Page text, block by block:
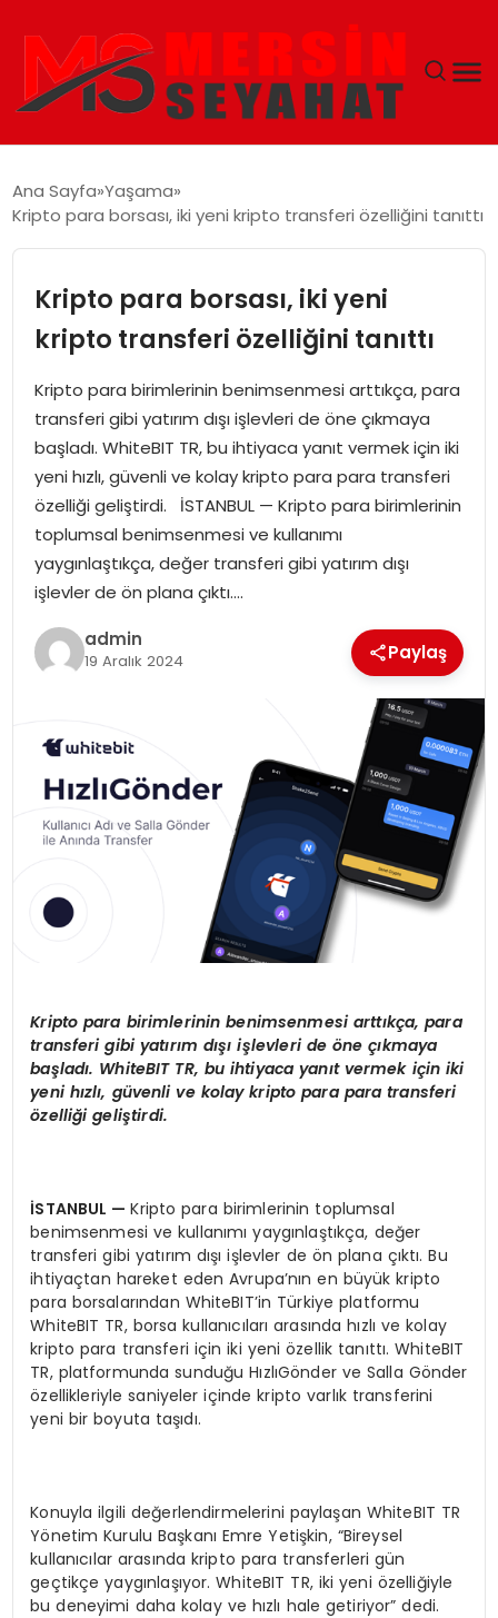
EKONOMI
EĞITIM
TEKNOLOJI
GÜNCEL
Ana Sayfa Yaşama
Kripto para borsası, iki yeni kripto transferi özelliğini tanıttı
Kripto para borsası, iki yeni
kripto transferi özelliğini tanıttı
Kripto para birimlerinin benimsenmesi arttıkça, para
transferi gibi yatırım dışı işlevleri de öne çıkmaya
başladı. WhiteBIT TR, bu ihtiyaca yanıt vermek için iki
yeni hızlı, güvenli ve kolay kripto para para transferi
özelliği geliştirdi. İSTANBUL — Kripto para birimlerinin
toplumsal benimsenmesi ve kullanımı
yaygınlaştıkça, değer transferi gibi yatırım dışı
işlevler de ön plana çıktı….
admin
19 Aralık 2024 Paylaş
Kripto para birimlerinin benimsenmesi arttıkça, para
transferi gibi yatırım dışıişlevleri de öneçıkmaya
başladı. WhiteBIT TR, bu ihtiyaca yanıt vermek için iki
yeni hızlı, güvenli ve kolay kripto para para transferi
özelliği geliştirdi.
İSTANBUL —Kripto para birimlerinin toplumsal
benimsenmesi ve kullanımı yaygınlaştıkça, değer
transferi gibi yatırım dışı işlevler de ön plana çıktı. Bu
ihtiyaçtan hareket eden Avrupa’nın en büyük kripto
para borsalarından WhiteBIT’in Türkiye platformu
WhiteBIT TR, borsa kullanıcıları arasında hızlı ve kolay
kripto para transferi için iki yeni özellik tanıttı. WhiteBIT
TR, platformunda sunduğu HızlıGönder ve Salla Gönder
özellikleriyle saniyeler içinde kripto varlık transferini
yeni bir boyuta taşıdı.
Konuyla ilgili değerlendirmelerini paylaşan WhiteBIT TR
Yönetim Kurulu Başkanı Emre Yetişkin, “Bireysel
kullanıcılar arasında kripto para transferleri gün
geçtikçe yaygınlaşıyor. WhiteBIT TR, iki yeni özelliğiyle
bu deneyimi daha kolay ve hızlı hale getiriyor” dedi.